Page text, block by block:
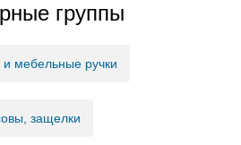
группы
мебельные ручки
защелки